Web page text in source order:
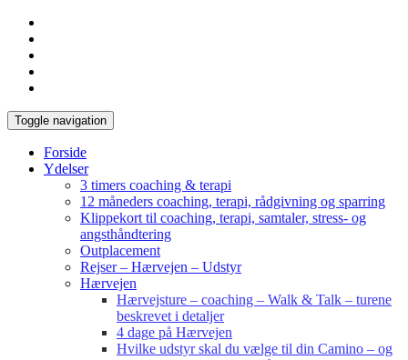
Toggle navigation
Forside
Ydelser
3 timers coaching & terapi
12 måneders coaching, terapi, rådgivning og sparring
Klippekort til coaching, terapi, samtaler, stress- og
angsthåndtering
Outplacement
Rejser – Hærvejen – Udstyr
Hærvejen
Hærvejsture – coaching – Walk & Talk – turene
beskrevet i detaljer
4 dage på Hærvejen
Hvilke udstyr skal du vælge til din Camino – og